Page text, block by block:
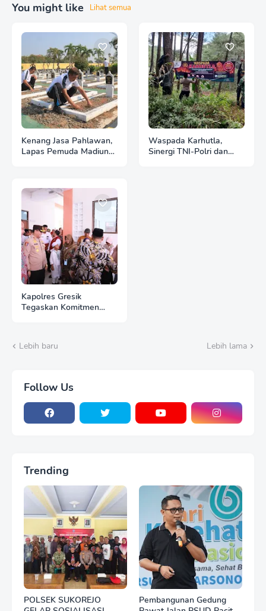
You might like Lihat semua
Kenang Jasa Pahlawan,
Lapas Pemuda Madiun
Waspada Karhutla,
Sinergi TNI-Polri dan
Kapolres Gresik
Tegaskan Komitmen
Lebih baru
Lebih lama
Follow Us
Trending
POLSEK SUKOREJO
Pembangunan Gedung